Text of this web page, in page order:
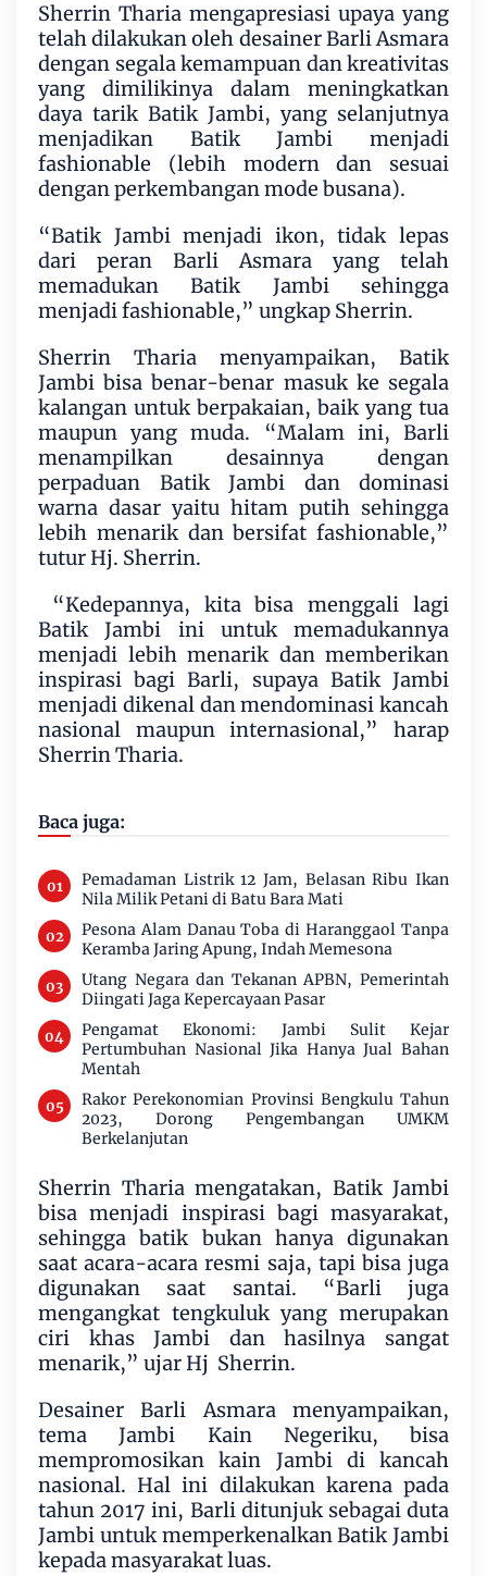
Sherrin Tharia mengapresiasi upaya yang
telah dilakukan oleh desainer Barli Asmara
dengan segala kemampuan dan kreativitas
yang dimilikinya dalam meningkatkan
daya tarik Batik Jambi, yang selanjutnya
menjadikan Batik Jambi menjadi
fashionable (lebih modern dan sesuai
dengan perkembangan mode busana).
“Batik Jambi menjadi ikon, tidak lepas
dari peran Barli Asmara yang telah
memadukan Batik Jambi sehingga
menjadi fashionable,” ungkap Sherrin.
Sherrin Tharia menyampaikan, Batik
Jambi bisa benar-benar masuk ke segala
kalangan untuk berpakaian, baik yang tua
maupun yang muda. “Malam ini, Barli
menampilkan desainnya dengan
perpaduan Batik Jambi dan dominasi
warna dasar yaitu hitam putih sehingga
lebih menarik dan bersifat fashionable,”
tutur Hj. Sherrin.
“Kedepannya, kita bisa menggali lagi
Batik Jambi ini untuk memadukannya
menjadi lebih menarik dan memberikan
inspirasi bagi Barli, supaya Batik Jambi
menjadi dikenal dan mendominasi kancah
nasional maupun internasional,” harap
Sherrin Tharia.
Baca juga:
Pemadaman Listrik 12 Jam, Belasan Ribu Ikan
Nila Milik Petani di Batu Bara Mati
Pesona Alam Danau Toba di Haranggaol Tanpa
Keramba Jaring Apung, Indah Memesona
Utang Negara dan Tekanan APBN, Pemerintah
Diingati Jaga Kepercayaan Pasar
Pengamat Ekonomi: Jambi Sulit Kejar
Pertumbuhan Nasional Jika Hanya Jual Bahan
Mentah
Rakor Perekonomian Provinsi Bengkulu Tahun
2023, Dorong Pengembangan UMKM
Berkelanjutan
Sherrin Tharia mengatakan, Batik Jambi
bisa menjadi inspirasi bagi masyarakat,
sehingga batik bukan hanya digunakan
saat acara-acara resmi saja, tapi bisa juga
digunakan saat santai. “Barli juga
mengangkat tengkuluk yang merupakan
ciri khas Jambi dan hasilnya sangat
menarik,” ujar Hj Sherrin.
Desainer Barli Asmara menyampaikan,
tema Jambi Kain Negeriku, bisa
mempromosikan kain Jambi di kancah
nasional. Hal ini dilakukan karena pada
tahun 2017 ini, Barli ditunjuk sebagai duta
Jambi untuk memperkenalkan Batik Jambi
kepada masyarakat luas.